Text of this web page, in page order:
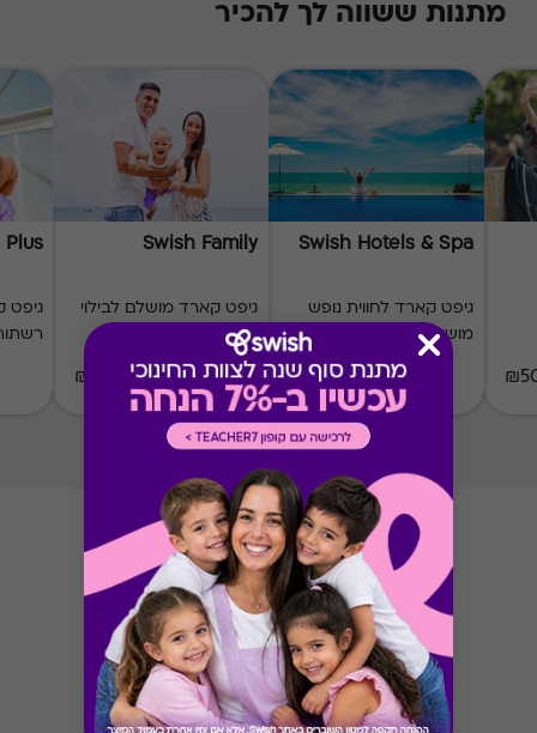
מתנות ששווה לך להכיר
Swish Hotels & Spa
גיפט קארד לחווית נופש
מושלמת
₪50-₪1000
Swish Family
גיפט קארד מושלם לבילוי
משפחתי
₪20-₪500
Plus